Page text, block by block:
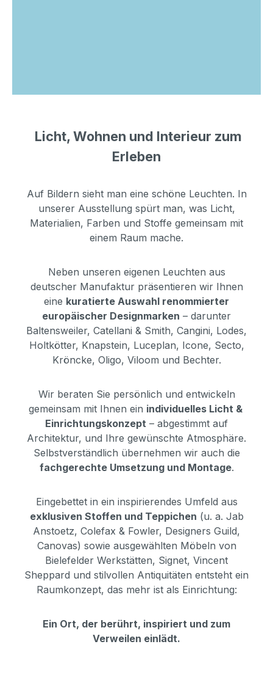
Licht, Wohnen und Interieur zum
Erleben
Auf Bildern sieht man eine schöne Leuchten. In
unserer Ausstellung spürt man, was Licht,
Materialien, Farben und Stoffe gemeinsam mit
einem Raum mache.
Neben unseren eigenen Leuchten aus
deutscher Manufaktur präsentieren wir Ihnen
eine kuratierte Auswahl renommierter
europäischer Designmarken – darunter
Baltensweiler, Catellani & Smith, Cangini, Lodes,
Holtkötter, Knapstein, Luceplan, Icone, Secto,
Kröncke, Oligo, Viloom und Bechter.
Wir beraten Sie persönlich und entwickeln
gemeinsam mit Ihnen ein individuelles Licht &
Einrichtungskonzept – abgestimmt auf
Architektur, und Ihre gewünschte Atmosphäre.
Selbstverständlich übernehmen wir auch die
fachgerechte Umsetzung und Montage.
Eingebettet in ein inspirierendes Umfeld aus
exklusiven Stoffen und Teppichen (u. a. Jab
Anstoetz, Colefax & Fowler, Designers Guild,
Canovas) sowie ausgewählten Möbeln von
Bielefelder Werkstätten, Signet, Vincent
Sheppard und stilvollen Antiquitäten entsteht ein
Raumkonzept, das mehr ist als Einrichtung:
Ein Ort, der berührt, inspiriert und zum
Verweilen einlädt.